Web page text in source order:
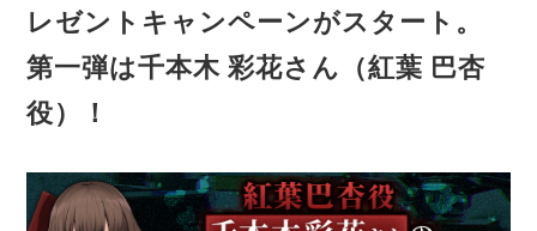
レゼントキャンペーンがスタート。
第一弾は千本木 彩花さん（紅葉 巴杏
役）！